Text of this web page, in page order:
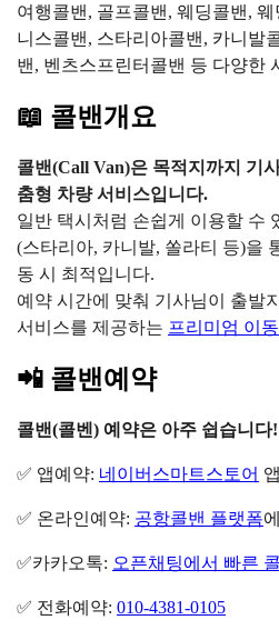
여행콜밴, 골프콜밴, 웨딩콜밴,
니스콜밴, 스타리아콜밴, 카니발
밴, 벤츠스프린터콜밴 등 다양한
📖 콜밴개요
콜밴(Call Van)은 목적지까지 기
춤형 차량 서비스입니다.
일반 택시처럼 손쉽게 이용할 수
(스타리아, 카니발, 쏠라티 등)을
동 시 최적입니다.
예약 시간에 맞춰 기사님이 출발
서비스를 제공하는 프리미엄 이
📲 콜밴예약
콜밴(콜벤) 예약은 아주 쉽습니다!
✅ 앱예약: 네이버스마트스토어
✅ 온라인예약: 공항콜밴 플랫폼
✅카카오톡: 오픈채팅에서 빠른
✅ 전화예약:010-4381-0105